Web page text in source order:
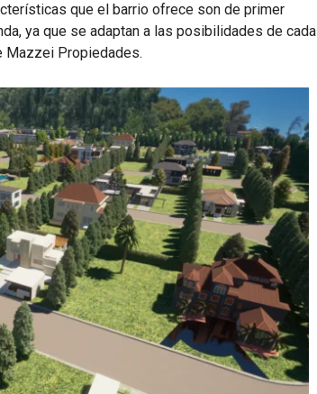
que el barrio ofrece son de primer
ya que se adaptan a las posibilidades de cada
Mazzei Propiedades.